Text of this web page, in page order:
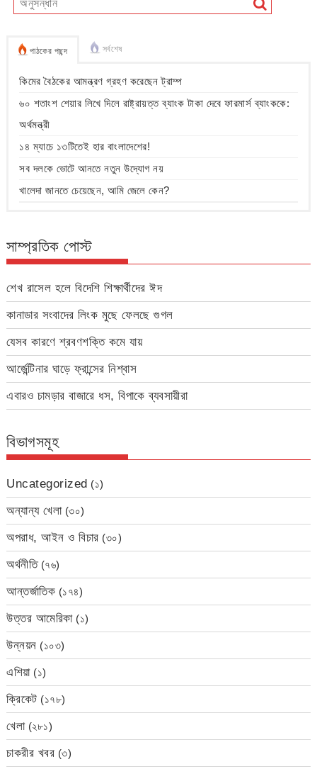
পাঠকের পছন্দ সর্বশেষ
কিমের বৈঠকের আমন্ত্রণ গ্রহণ করেছেন ট্রাম্প
৬০ শতাংশ শেয়ার লিখে দিলে রাষ্ট্রায়ত্ত ব্যাংক টাকা দেবে ফারমার্স ব্যাংককে:
অর্থমন্ত্রী
১৪ ম্যাচে ১৩টিতেই হার বাংলাদেশের!
সব দলকে ভোটে আনতে নতুন উদ্যোগ নয়
খালেদা জানতে চেয়েছেন, আমি জেলে কেন?
সাম্প্রতিক পোস্ট
শেখ রাসেল হলে বিদেশি শিক্ষার্থীদের ঈদ
কানাডার সংবাদের লিংক মুছে ফেলছে গুগল
যেসব কারণে শ্রবণশক্তি কমে যায়
আর্জেন্টিনার ঘাড়ে ফ্রান্সের নিশ্বাস
এবারও চামড়ার বাজারে ধস, বিপাকে ব্যবসায়ীরা
বিভাগসমূহ
Uncategorized (১)
অন্যান্য খেলা(৩০)
অপরাধ, আইন ও বিচার (৩০)
অর্থনীতি(৭৬)
আন্তর্জাতিক (১৭৪)
উত্তর আমেরিকা(১)
উন্নয়ন (১০৩)
এশিয়া(১)
ক্রিকেট (১৭৮)
খেলা(২৮১)
চাকরীর খবর (৩)